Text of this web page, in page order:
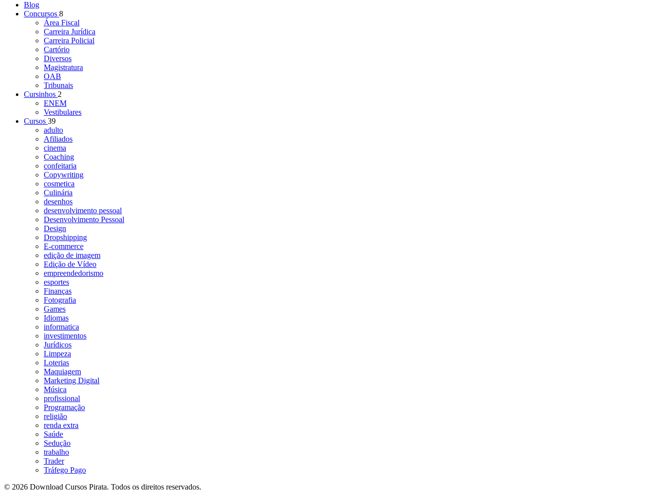
Blog
Concursos 8
Área Fiscal
Carreira Jurídica
Carreira Policial
Cartório
Diversos
Magistratura
OAB
Tribunais
Cursinhos 2
ENEM
Vestibulares
Cursos 39
adulto
Afiliados
cinema
Coaching
confeitaria
Copywriting
cosmetica
Culinária
desenhos
desenvolvimento pessoal
Desenvolvimento Pessoal
Design
Dropshipping
E-commerce
edição de imagem
Edição de Vídeo
empreendedorismo
esportes
Finanças
Fotografia
Games
Idiomas
informatica
investimentos
Jurídicos
Limpeza
Loterias
Maquiagem
Marketing Digital
Música
profissional
Programação
religião
renda extra
Saúde
Sedução
trabalho
Trader
Tráfego Pago
© 2026 Download Cursos Pirata. Todos os direitos reservados.